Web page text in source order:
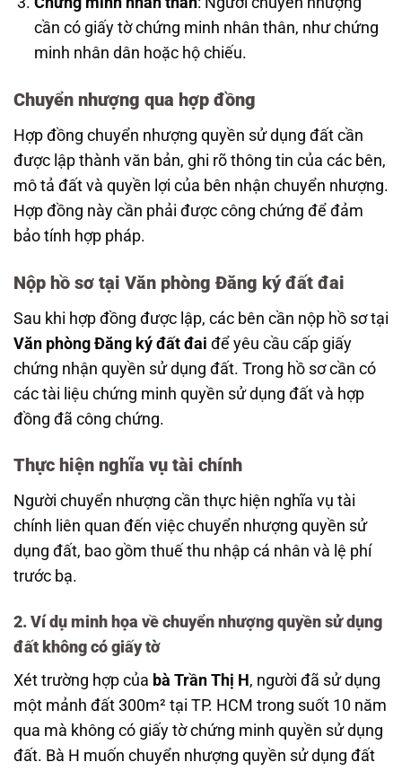
cần có giấy tờ chứng minh nhân thân, như chứng
minh nhân dân hoặc hộ chiếu.
Chuyển nhượng qua hợp đồng
Hợp đồng chuyển nhượng quyền sử dụng đất cần
được lập thành văn bản, ghi rõ thông tin của các bên,
mô tả đất và quyền lợi của bên nhận chuyển nhượng.
Hợp đồng này cần phải được công chứng để đảm
bảo tính hợp pháp.
Nộp hồ sơ tại Văn phòng Đăng ký đất đai
Sau khi hợp đồng được lập, các bên cần nộp hồ sơ tại
Văn phòng Đăng ký đất đai để yêu cầu cấp giấy
chứng nhận quyền sử dụng đất. Trong hồ sơ cần có
các tài liệu chứng minh quyền sử dụng đất và hợp
đồng đã công chứng.
Thực hiện nghĩa vụ tài chính
Người chuyển nhượng cần thực hiện nghĩa vụ tài
chính liên quan đến việc chuyển nhượng quyền sử
dụng đất, bao gồm thuế thu nhập cá nhân và lệ phí
trước bạ.
2. Ví dụ minh họa về chuyển nhượng quyền sử dụng
đất không có giấy tờ
Xét trường hợp của bà Trần Thị H , người đã sử dụng
một mảnh đất 300m² tại TP. HCM trong suốt 10 năm
qua mà không có giấy tờ chứng minh quyền sử dụng
đất. Bà H muốn chuyển nhượng quyền sử dụng đất